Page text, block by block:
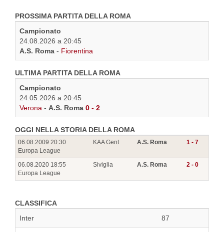
PROSSIMA PARTITA DELLA ROMA
Campionato
24.08.2026 a 20:45
A.S. Roma - Fiorentina
ULTIMA PARTITA DELLA ROMA
Campionato
24.05.2026 a 20:45
Verona - A.S. Roma 0 - 2
OGGI NELLA STORIA DELLA ROMA
06.08.2009 20:30
Europa League
KAA Gent A.S. Roma 1 - 7
06.08.2020 18:55
Europa League
Siviglia A.S. Roma 2 - 0
CLASSIFICA
Inter
87